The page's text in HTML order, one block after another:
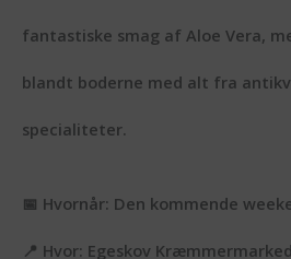
fantastiske smag af Aloe Vera,
blandt boderne med alt fra
specialiteter.
📅 Hvornår: Den kommende
📍 Hvor: Egeskov Kræmmermarked